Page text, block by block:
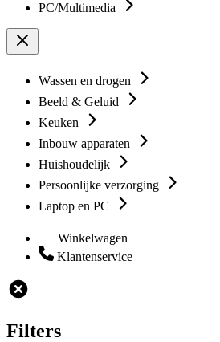
PC/Multimedia
Wassen en drogen
Beeld & Geluid
Keuken
Inbouw apparaten
Huishoudelijk
Persoonlijke verzorging
Laptop en PC
Winkelwagen
Klantenservice
Filters